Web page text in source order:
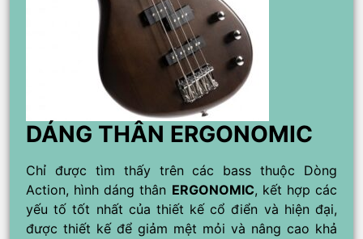
DÁNG THÂN ERGONOMIC
Chỉ được tìm thấy trên các bass thuộc Dòng
Action, hình dáng thân ERGONOMIC, kết hợp các
yếu tố tốt nhất của thiết kế cổ điển và hiện đại,
được thiết kế để giảm mệt mỏi và nâng cao khả